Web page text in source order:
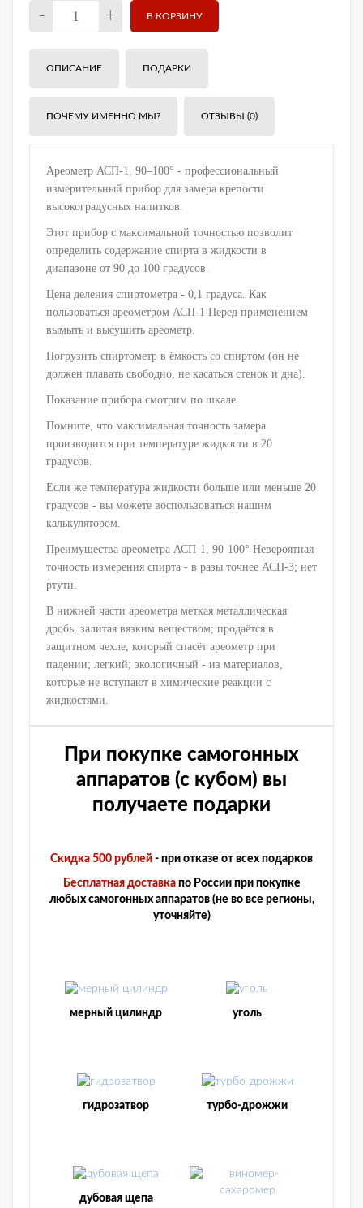
+
-
ОПИСАНИЕ ПОДАРКИ
ПОЧЕМУ ИМЕННО МЫ? ОТЗЫВЫ (0)
Ареометр АСП-1, 90–100° - профессиональный
измерительный прибор для замера крепости
высокоградусных напитков.
Этот прибор с максимальной точностью позволит
определить содержание спирта в жидкости в
диапазоне от 90 до 100 градусов.
Цена деления спиртометра - 0,1 градуса. Как
пользоваться ареометром АСП-1 Перед применением
вымыть и высушить ареометр.
Погрузить спиртометр в ёмкость со спиртом (он не
должен плавать свободно, не касаться стенок и дна).
Показание прибора смотрим по шкале.
Помните, что максимальная точность замера
производится при температуре жидкости в 20
градусов.
Если же температура жидкости больше или меньше 20
градусов - вы можете воспользоваться нашим
калькулятором.
Преимущества ареометра АСП-1, 90-100° Невероятная
точность измерения спирта - в разы точнее АСП-3; нет
ртути.
В нижней части ареометра меткая металлическая
дробь, залитая вязким веществом; продаётся в
защитном чехле, который спасёт ареометр при
падении; легкий; экологичный - из материалов,
которые не вступают в химические реакции с
жидкостями.
При покупке самогонных
аппаратов (с кубом) вы
получаете подарки
Скидка 500 рублей - при отказе от всех подарков
Бесплатная доставкапо России при покупке
любых самогонных аппаратов (не во все регионы,
уточняйте)
мерный цилиндр уголь
гидрозатвор турбо-дрожжи
дубовая щепа